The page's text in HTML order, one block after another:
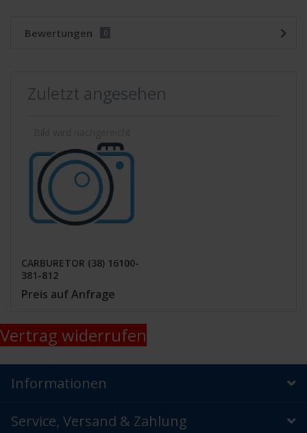
Bewertungen 0
Zuletzt angesehen
CARBURETOR (38) 16100-
381-812
Preis auf Anfrage
Vertrag widerrufen
Informationen
Service, Versand & Zahlung